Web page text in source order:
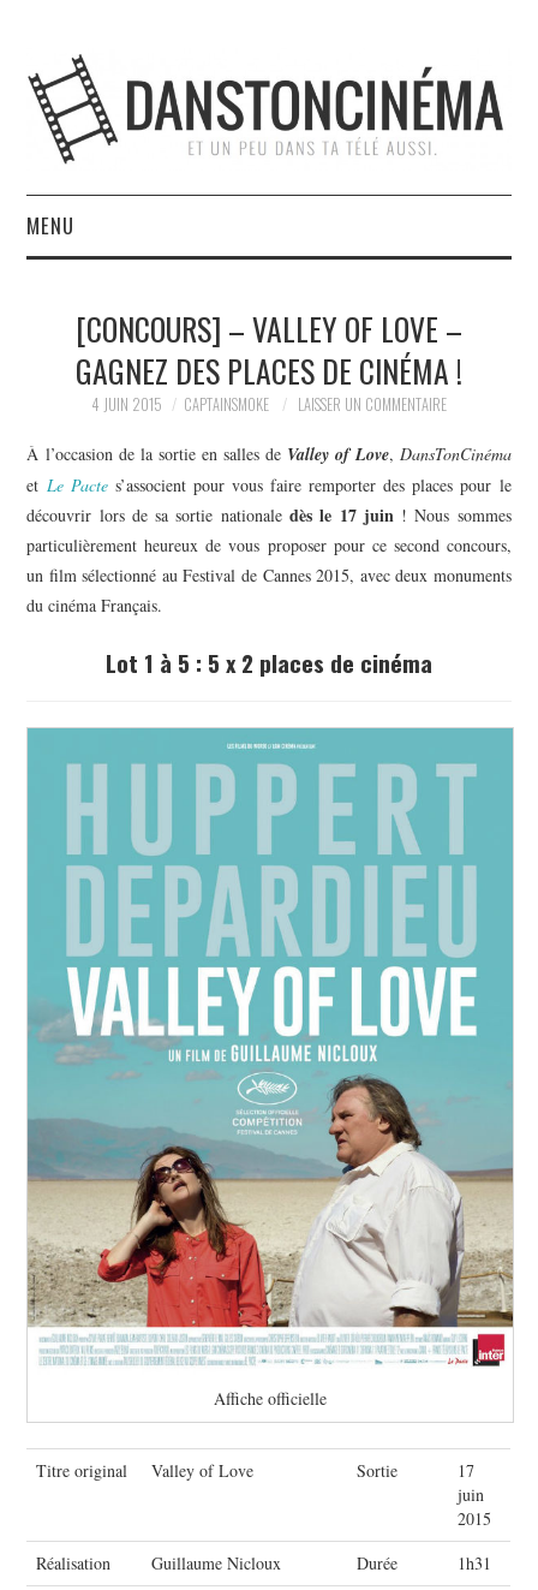
MENU
À PROPOS
L’ÉQUIPE
NOUS SOUTENIR
CONTACT
[CONCOURS] – VALLEY OF LOVE –
GAGNEZ DES PLACES DE CINÉMA !
4 JUIN 2015 CAPTAINSMOKE LAISSER UN COMMENTAIRE
À l’occasion de la sortie en salles de Valley of Love, DansTonCinéma
et Le Pactes’associent pour vous faire remporter des places pour le
découvrir lors de sa sortie nationale dès le 17 juin! Nous sommes
particulièrement heureux de vous proposer pour ce second concours,
un film sélectionné au Festival de Cannes 2015, avec deux monuments
du cinéma Français.
Lot 1 à 5 : 5 x 2 places de cinéma
Affiche officielle
Titre original Valley of Love Sortie
17
juin
2015
Réalisation
Guillaume Nicloux Durée
1h31